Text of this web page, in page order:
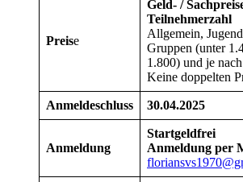
Preise
Geld- /
Teilnehmerzahl
Allgemein,
Gruppen (unter
1.800) und je
Keine doppelten
Anmeldeschluss 30.04.2025
Anmeldung
Startgeldfrei
Anmeldung per